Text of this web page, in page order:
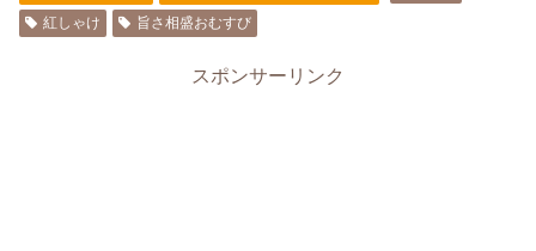
紅しゃけ
旨さ相盛おむすび
スポンサーリンク